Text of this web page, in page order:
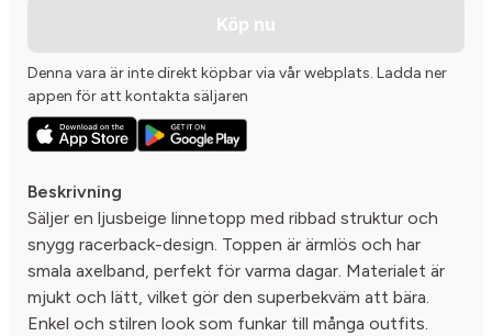
Köp nu
Denna vara är inte direkt köpbar via vår webplats. Ladda ner
appen för att kontakta säljaren
Beskrivning
Säljer en ljusbeige linnetopp med ribbad struktur och
snygg racerback-design. Toppen är ärmlös och har
smala axelband, perfekt för varma dagar. Materialet är
mjukt och lätt, vilket gör den superbekväm att bära.
Enkel och stilren look som funkar till många outfits.